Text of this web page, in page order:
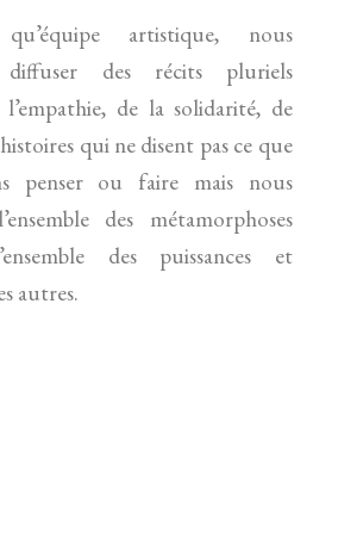
artistique, nous
diffuser des récits pluriels
de la solidarité, de
qui ne disent pas ce que
penser ou faire mais nous
des métamorphoses
des puissances et
autres.